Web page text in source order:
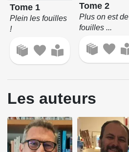
Tome 1
Plein les fouilles
!
Tome 2
Plus on est de
fouilles ...
Les auteurs